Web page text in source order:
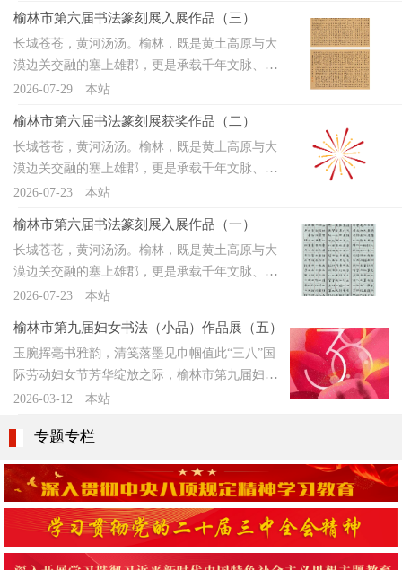
上展既是画家艺术成果的全面呈现，更是以宣纸
乡土、讴歌时代、以艺传扬治沙精神的责任担
当。
林获评国家森林城市的生态奇迹，生动呈现代代
传承的治沙精神。本土画家尤玉玲常年扎根大漠
写生，用质朴笔触记录家乡从沙海到绿洲的沧桑
蝶变，其多幅获奖典藏佳作将集中亮相。本次线
上展既是画家艺术成果的全面呈现，更是以宣纸
乡土、讴歌时代、以艺传扬治沙精神的责任担
当。
榆林市第六届书法篆刻展入展作品（三）
长城苍苍，黄河汤汤。榆林，既是黄土高原与大
漠边关交融的塞上雄郡，更是承载千年文脉、赓
续红色基因的文化厚土。秦汉碑碣的沉雄、陕北
有兰亭雅韵，北有塞上雄风”——这是榆林书法人
的使命担当。榆林市第六届书法篆刻作品展，承
文脉、应新风。各界书家挥毫寄情，佳作纷至沓
来，汇作翰墨盛宴。本次参展作品品类宏富，
真、草、隶、篆、行五体齐备，各擅其长。或取
清雅，或承明清之恣肆，更兼陕北独有的质朴雄
浑。点画藏功力，笔墨见襟怀，书家于守正中创
新，以笔墨抒写塞上情怀，以金石镌刻时代心
声。经评委会严谨遴选，作品既深植传统根脉，
又立足塞上本土，融地域风物、红色底蕴、时代
气象于毫端，兼具黄土厚重之气与当代艺术之
2026-07-29 本站
榆林市第六届书法篆刻展获奖作品（二）
长城苍苍，黄河汤汤。榆林，既是黄土高原与大
漠边关交融的塞上雄郡，更是承载千年文脉、赓
续红色基因的文化厚土。秦汉碑碣的沉雄、陕北
有兰亭雅韵，北有塞上雄风”——这是榆林书法人
的使命担当。榆林市第六届书法篆刻作品展，承
文脉、应新风。各界书家挥毫寄情，佳作纷至沓
来，汇作翰墨盛宴。本次参展作品品类宏富，
真、草、隶、篆、行五体齐备，各擅其长。或取
清雅，或承明清之恣肆，更兼陕北独有的质朴雄
浑。点画藏功力，笔墨见襟怀，书家于守正中创
新，以笔墨抒写塞上情怀，以金石镌刻时代心
声。经评委会严谨遴选，作品既深植传统根脉，
又立足塞上本土，融地域风物、红色底蕴、时代
气象于毫端，兼具黄土厚重之气与当代艺术之
韵。诸多作品自撰诗文、抒写乡怀
2026-07-23 本站
榆林市第六届书法篆刻展入展作品（一）
长城苍苍，黄河汤汤。榆林，既是黄土高原与大
漠边关交融的塞上雄郡，更是承载千年文脉、赓
续红色基因的文化厚土。秦汉碑碣的沉雄、陕北
有兰亭雅韵，北有塞上雄风”——这是榆林书法人
的使命担当。榆林市第六届书法篆刻作品展，承
文脉、应新风。各界书家挥毫寄情，佳作纷至沓
来，汇作翰墨盛宴。本次参展作品品类宏富，
法秦汉之雄强，或追慕晋唐之谨严，或融宋元之
清雅，或承明清之恣肆，更兼陕北独有的质朴雄
浑。点画藏功力，笔墨见襟怀，书家于守正中创
新，以笔墨抒写塞上情怀，以金石镌刻时代心
声。经评委会严谨遴选，作品既深植传统根脉，
又立足塞上本土，融地域风物、红色底蕴、时代
2026-07-23 本站
榆林市第九届妇女书法（小品）作品展（五）
玉腕挥毫书雅韵，清笺落墨见巾帼值此“三八”国
际劳动妇女节芳华绽放之际，榆林市第九届妇女
书法（小品）作品网络展如期启幕。本次展览共
选，最终评出优秀奖 15 幅、入展作品 59 幅、入
选作品 25 幅。尺素铺宣，笔墨含情，榆林巾帼以
笔为媒，将温婉气质与坚韧风骨凝于笔端，既承
中华书法千年雅脉，亦展新时代女性昂扬风采，
以墨韵传情，致敬每一份笔墨热爱与巾帼担当。
向身边每一个努力生活 闪闪发光的“她”致敬！祝
2026-03-12 本站
专题专栏